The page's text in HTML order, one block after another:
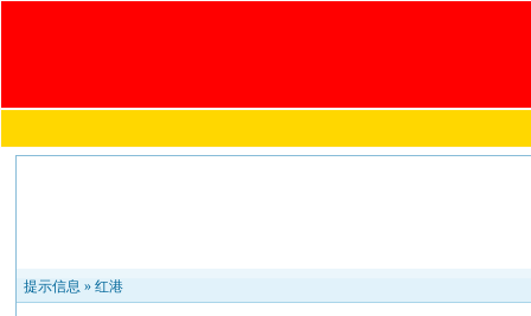
提示信息 »红港